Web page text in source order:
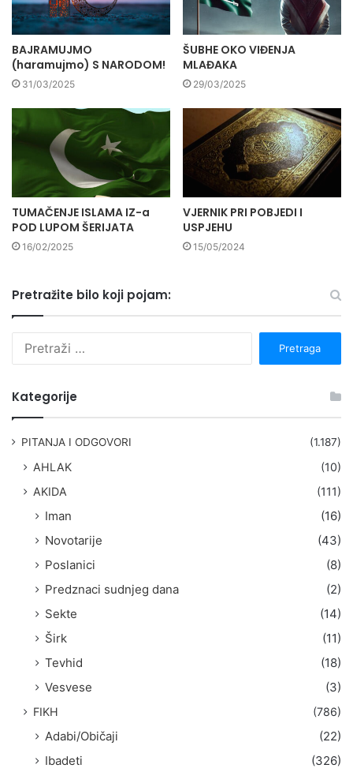
BAJRAMUJMO
(haramujmo) S NARODOM!
31/03/2025
ŠUBHE OKO VIĐENJA
MLAĐAKA
29/03/2025
TUMAČENJE ISLAMA IZ-a
POD LUPOM ŠERIJATA
16/02/2025
VJERNIK PRI POBJEDI I
USPJEHU
15/05/2024
Pretražite bilo koji pojam:
Kategorije
PITANJA I ODGOVORI (1.187)
AHLAK
(10)
AKIDA
(111)
Iman
(16)
Novotarije
(43)
Poslanici
(8)
Predznaci sudnjeg dana
(2)
Sekte
(14)
Širk
(11)
Tevhid
(18)
Vesvese
(3)
FIKH (786)
Adabi/Običaji
(22)
Ibadeti
(326)